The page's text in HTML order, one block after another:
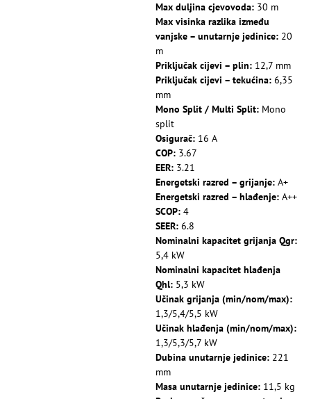
Max duljina cjevovoda: 30 m
Max visinka razlika između
vanjske – unutarnje jedinice: 20
m
Priključak cijevi – plin: 12,7 mm
Priključak cijevi – tekućina: 6,35
mm
Mono Split / Multi Split: Mono
split
Osigurač: 16 A
COP: 3.67
EER: 3.21
Energetski razred – grijanje: A+
Energetski razred – hlađenje: A++
SCOP: 4
SEER: 6.8
Nominalni kapacitet grijanja Qgr:
5,4 kW
Nominalni kapacitet hlađenja
Qhl: 5,3 kW
Učinak grijanja (min/nom/max):
1,3/5,4/5,5 kW
Učinak hlađenja (min/nom/max):
1,3/5,3/5,7 kW
Dubina unutarnje jedinice: 221
mm
Masa unutarnje jedinice: 11,5 kg